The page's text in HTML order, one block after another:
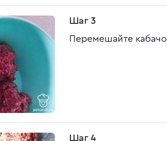
Шаг 3
Перемешайте
Шаг 4